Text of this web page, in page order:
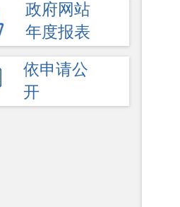
政府网站
年度报表
依申请公
开